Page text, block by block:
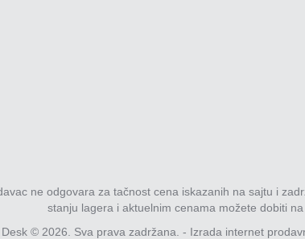
ne odgovara za tačnost cena iskazanih na sajtu i
stanju lagera i aktuelnim cenama možete dobiti na
Desk © 2026. Sva prava zadržana. - Izrada internet